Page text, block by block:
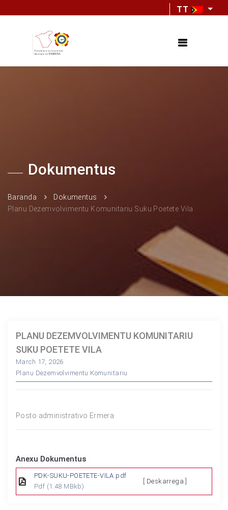
TT
Dokumentus
Baranda
Dokumentus
Planu Dezemvolvimentu Komunitariu Suku Poetete Vila
PLANU DEZEMVOLVIMENTU KOMUNITARIU
SUKU POETETE VILA
March 17, 2026
Planu Dezemvolvimentu Komunitariu
Posto administrativo Ermera
Anexu Dokumentus
PDK-SUKU-POETETE-VILA.pdf
Pdf (1.48 MBkb)
[ Deskarrega ]